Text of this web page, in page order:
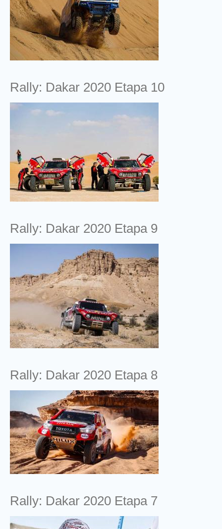
Rally: Dakar 2020 Etapa 10
Rally: Dakar 2020 Etapa 9
Rally: Dakar 2020 Etapa 8
Rally: Dakar 2020 Etapa 7